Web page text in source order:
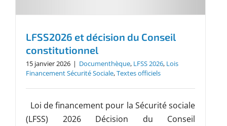
LFSS2026 et décision du Conseil
constitutionnel
15 janvier 2026 | Documenthèque, LFSS 2026, Lois
Financement Sécurité Sociale,Textes officiels
Loi de financement pour la Sécurité sociale
(LFSS) 2026 Décision du Conseil